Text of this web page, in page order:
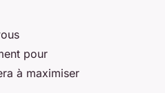
pour
à maximiser